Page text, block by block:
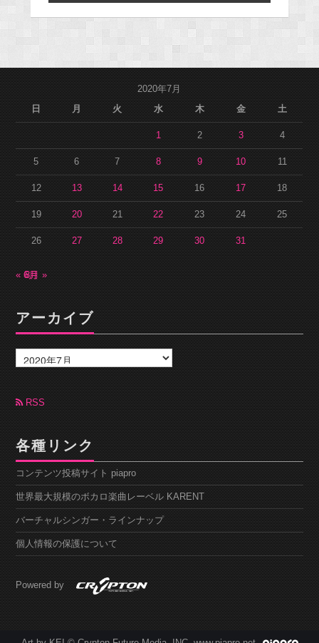
2020年7月
日
月 火 水 木 金 土
1 2 3 4
5 6 7 8 9 10 11
12 13 14 15 16 17 18
19 20 21 22 23 24 25
26 27 28 29 30 31
« 6月8月 »
アーカイブ
ー
カ
ブRSS
各種リンク
コンテンツ投稿サイト piapro
世界最大規模のボカロ楽曲レーベル KARENT
バーチャルシンガー・ラインナップ
個人情報の保護について
Powered by